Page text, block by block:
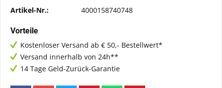
Artikel-Nr.: 4000158740748
Vorteile
Kostenloser Versand ab € 50,- Bestellwert*
Versand innerhalb von 24h**
14 Tage Geld-Zurück-Garantie